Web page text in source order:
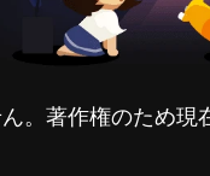
。著作権のため現